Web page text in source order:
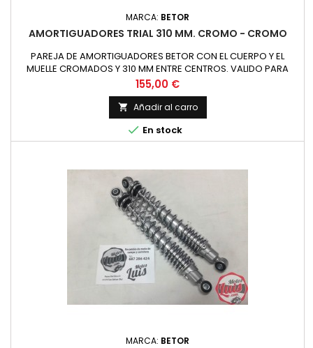
MARCA: BETOR
AMORTIGUADORES TRIAL 310 MM. CROMO - CROMO
PAREJA DE AMORTIGUADORES BETOR CON EL CUERPO Y EL
MUELLE CROMADOS Y 310 MM ENTRE CENTROS. VALIDO PARA
MUCHOS CICLOMOTORES
Precio
155,00 €
 Añadir al carro
 En stock
MARCA: BETOR